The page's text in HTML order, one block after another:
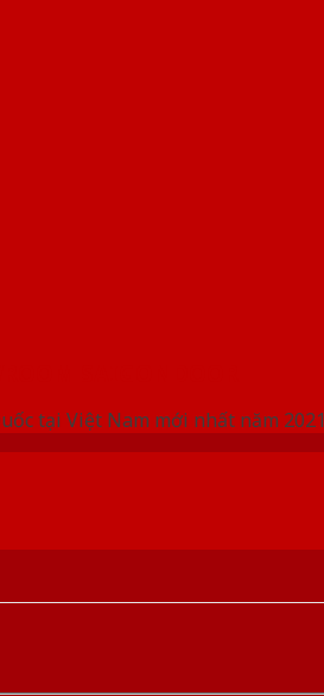
tại Việt Nam mới nhất năm 2021